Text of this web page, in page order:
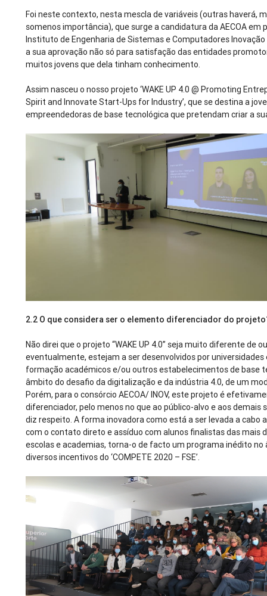
Foi neste contexto, nesta mescla de variáveis (outras haverá,
somenos importância), que surge a candidatura da AECOA em
Instituto de Engenharia de Sistemas e Computadores Inovação
a sua aprovação não só para satisfação das entidades
muitos jovens que dela tinham conhecimento.
Assim nasceu o nosso projeto ‘WAKE UP 4.0 @ Promoting
Spirit and Innovate Start-Ups for Industry’, que se destina a
empreendedoras de base tecnológica que pretendam criar a
2.2 O que considera ser o elemento diferenciador do
Não direi que o projeto “WAKE UP 4.0” seja muito diferente de
eventualmente, estejam a ser desenvolvidos por universidades
formação académicos e/ou outros estabelecimentos de base
âmbito do desafio da digitalização e da indústria 4.0, de um
Porém, para o consórcio AECOA/ INOV, este projeto é
diferenciador, pelo menos no que ao público-alvo e aos demais
diz respeito. A forma inovadora como está a ser levada a cabo
com o contato direto e assíduo com alunos finalistas das mais
escolas e academias, torna-o de facto um programa inédito no
diversos incentivos do ‘COMPETE 2020 – FSE’.